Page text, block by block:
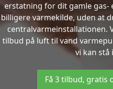
erstatning for dit gamle gas-
billigere varmekilde, uden at
centralvarmeinstallationen.
tilbud på luft til vand
vi kan stå
Få 3 tilbud, gratis